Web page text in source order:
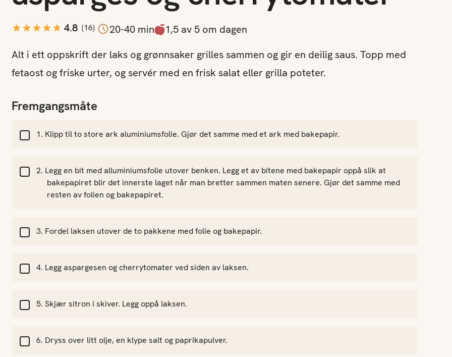
4.8 (16) 20-40 min
1,5 av 5 om dagen
Alt i ett oppskrift der laks og grønnsaker grilles sammen og gir en deilig saus. Topp med
fetaost og friske urter, og servér med en frisk salat eller grilla poteter.
Fremgangsmåte
Klipp til to store ark aluminiumsfolie. Gjør det samme med et ark med bakepapir.
Legg en bit med alluminiumsfolie utover benken. Legg et av bitene med bakepapir oppå slik at
bakepapiret blir det innerste laget når man bretter sammen maten senere. Gjør det samme med
resten av folien og bakepapiret.
Fordel laksen utover de to pakkene med folie og bakepapir.
Legg aspargesen og cherrytomater ved siden av laksen.
Skjær sitron i skiver. Legg oppå laksen.
Dryss over litt olje, en klype salt og paprikapulver.